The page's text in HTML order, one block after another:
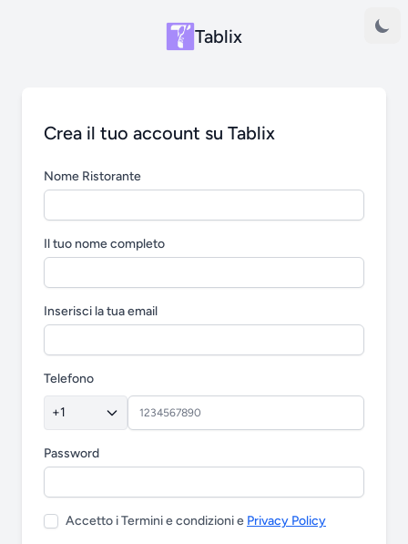
Tablix
Crea il tuo account su Tablix
Nome Ristorante
Il tuo nome completo
Inserisci la tua email
Telefono
+1
Password
Accetto i Termini e condizioni e Privacy Policy